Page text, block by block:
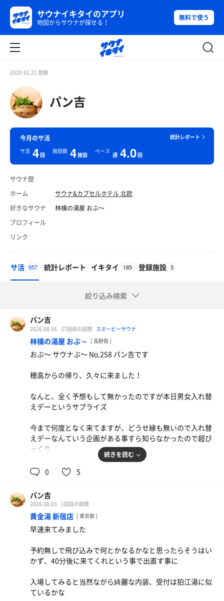
サウナイキタイのアプリ
地図からサウナが探せる！
無料で使う
2020.01.21 登録
パン吉
統計レポート
今月のサ活
サ活 4回
施設数 4施設
ペース
週 4.0回
サウナ歴
ホーム
サウナ&カプセルホテル 北欧
好きなサウナ
林檎の湯屋 おぶ〜
プロフィール
リンク
サ活 957 統計レポート イキタイ 185 登録施設 3
絞り込み検索
パン吉
2026.08.06 37回目の訪問 スヌーピーサウナ
林檎の湯屋 おぶ～ [ 長野県 ]
おぶ〜 サウナぶ〜 No.258 パン吉です
穂高からの帰り、久々に来ました！
なんと、全く予想もして無かったのですが本日男女入れ替
えデーというサプライズ
今まで何度となく来てますが、どうせ縁も無いので入れ替
えデーなんていう企画がある事すら知らなかったので超び
っくり
なるほど話には聞いてましたがこんな感じになっていたの
サウナ室のパーテーションとオートロウリュのまわり方、
これはこれで素晴らしいです
飲める水風呂が無く、男性風呂としては懐かしさを感じる
もう2度と入る事は無さそうな女性浴室、とても勉強にな
また機会を作って来ます！
続きを読む
0 5
パン吉
2026.08.03 1回目の訪問
黄金湯 新宿店 [ 東京都 ]
早速来てみました
予約無しで飛び込みで何とかなるかなと思ったらそうはい
かず、40分後に来てくれという事で出直す事に
入場してみると当然ながら綺麗な内装、受付は狛江湯に似
ているかな